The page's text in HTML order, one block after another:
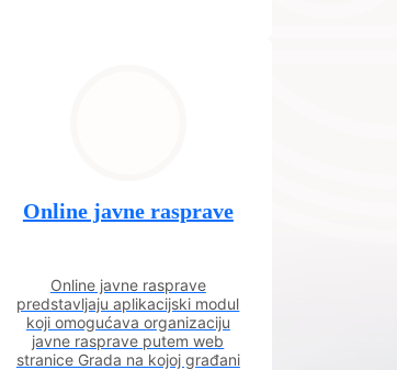
Online javne rasprave
Online javne rasprave
predstavljaju aplikacijski modul
koji omogućava organizaciju
javne rasprave putem web
stranice Grada na kojoj građani